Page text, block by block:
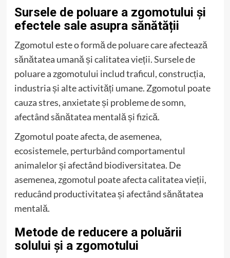
Sursele de poluare a zgomotului și
efectele sale asupra sănătății
Zgomotul este o formă de poluare care afectează
sănătatea umană și calitatea vieții. Sursele de
poluare a zgomotului includ traficul, construcția,
industria și alte activități umane. Zgomotul poate
cauza stres, anxietate și probleme de somn,
afectând sănătatea mentală și fizică.
Zgomotul poate afecta, de asemenea,
ecosistemele, perturbând comportamentul
animalelor și afectând biodiversitatea. De
asemenea, zgomotul poate afecta calitatea vieții,
reducând productivitatea și afectând sănătatea
mentală.
Metode de reducere a poluării
solului și a zgomotului